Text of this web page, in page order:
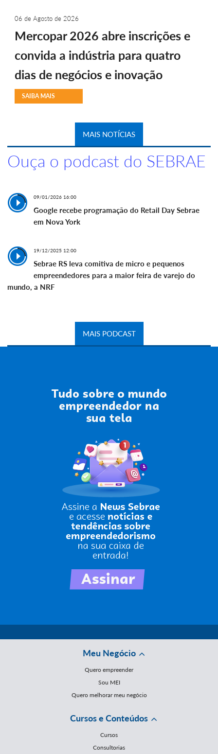
06 de Agosto de 2026
Mercopar 2026 abre inscrições e
convida a indústria para quatro
dias de negócios e inovação
SAIBA MAIS
MAIS NOTÍCIAS
Ouça o podcast do SEBRAE
09/01/2026 16:00
Google recebe programação do Retail Day Sebrae
em Nova York
19/12/2025 12:00
Sebrae RS leva comitiva de micro e pequenos
empreendedores para a maior feira de varejo do
mundo, a NRF
MAIS PODCAST
Meu Negócio
Quero empreender
Sou MEI
Quero melhorar meu negócio
Cursos e Conteúdos
Cursos
Consultorias